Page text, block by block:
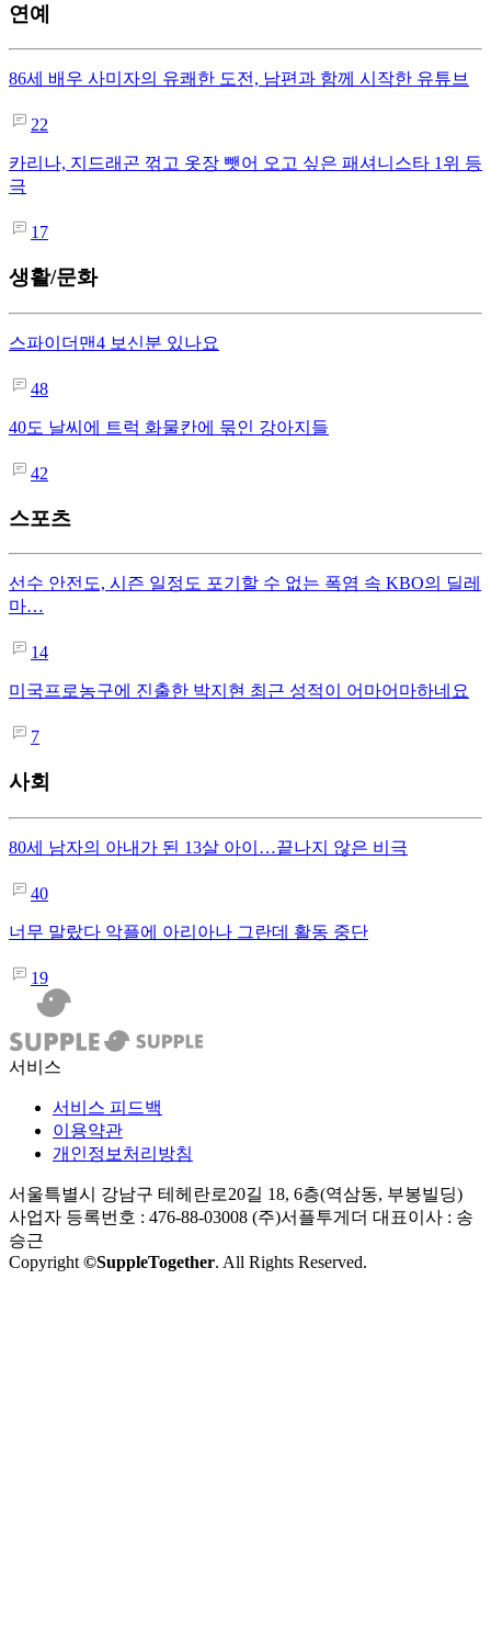
연예
86세 배우 사미자의 유쾌한 도전, 남편과 함께 시작한 유튜브
22
카리나, 지드래곤 꺾고 옷장 뺏어 오고 싶은 패셔니스타 1위 등
극
17
생활/문화
스파이더맨4 보신분 있나요
48
40도 날씨에 트럭 화물칸에 묶인 강아지들
42
스포츠
선수 안전도, 시즌 일정도 포기할 수 없는 폭염 속 KBO의 딜레
마…
14
미국프로농구에 진출한 박지현 최근 성적이 어마어마하네요
7
사회
80세 남자의 아내가 된 13살 아이…끝나지 않은 비극
40
너무 말랐다 악플에 아리아나 그란데 활동 중단
19
서비스
서비스 피드백
이용약관
개인정보처리방침
서울특별시 강남구 테헤란로20길 18, 6층(역삼동, 부봉빌딩)
사업자 등록번호 : 476-88-03008 (주)서플투게더 대표이사 : 송
승근
Copyright ©SuppleTogether. All Rights Reserved.